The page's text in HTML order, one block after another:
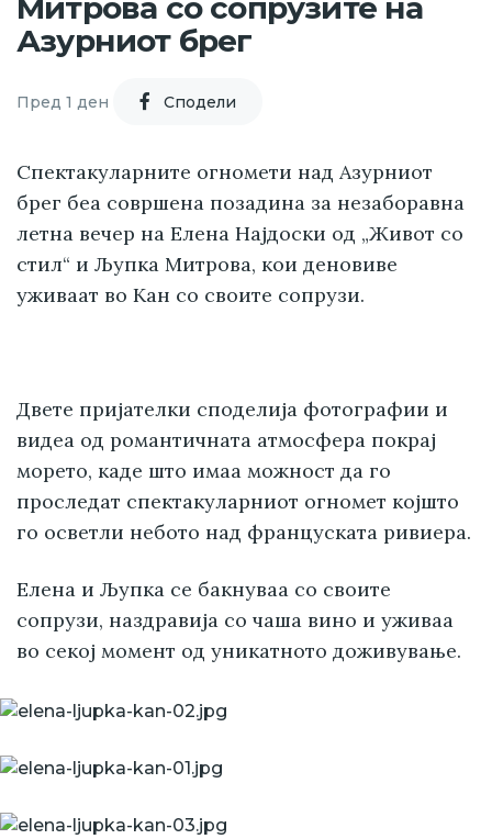
Митрова со сопрузите на
Азурниот брег
Пред 1 ден Cподели
Спектакуларните огномети над Азурниот
брег беа совршена позадина за незаборавна
летна вечер на Елена Најдоски од „Живот со
стил“ и Љупка Митрова, кои деновиве
уживаат во Кан со своите сопрузи.
Двете пријателки споделија фотографии и
видеа од романтичната атмосфера покрај
морето, каде што имаа можност да го
проследат спектакуларниот огномет којшто
го осветли небото над француската ривиера.
Елена и Љупка се бакнуваа со своите
сопрузи, наздравија со чаша вино и уживаа
во секој момент од уникатното доживување.